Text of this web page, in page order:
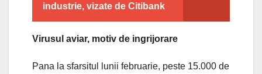
industrie, vizate de Citibank
Virusul aviar, motiv de ingrijorare
Pana la sfarsitul lunii februarie, peste 15.000 de